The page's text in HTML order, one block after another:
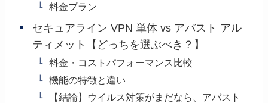
料金プラン
セキュアライン VPN 単体 vs アバスト アル
ティメット【どっちを選ぶべき？】
料金・コストパフォーマンス比較
機能の特徴と違い
【結論】ウイルス対策がまだなら、アバスト